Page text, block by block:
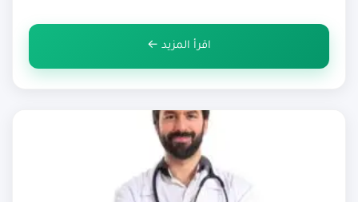
لتقديم الدعم والمساعدة للأشخاص الذين يعانون من مشاكل
اقرأ المزيد ←